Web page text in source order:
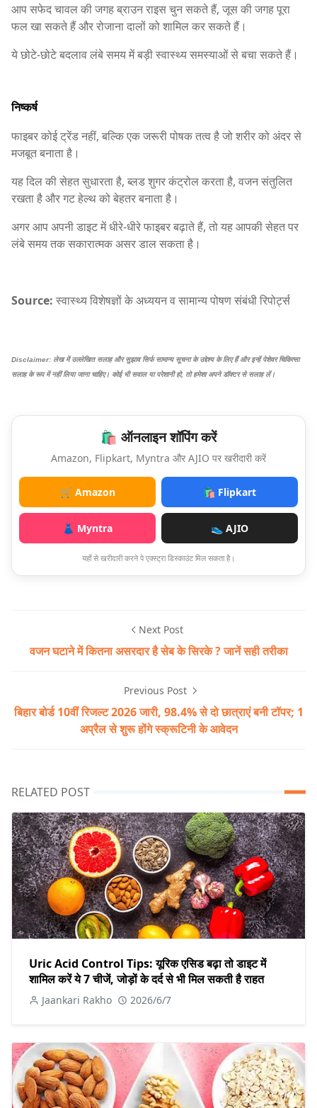
आप सफेद चावल की जगह ब्राउन राइस चुन सकते हैं, जूस की जगह पूरा
फल खा सकते हैं और रोजाना दालों को शामिल कर सकते हैं।
ये छोटे-छोटे बदलाव लंबे समय में बड़ी स्वास्थ्य समस्याओं से बचा सकते हैं।
निष्कर्ष
फाइबर कोई ट्रेंड नहीं, बल्कि एक जरूरी पोषक तत्व है जो शरीर को अंदर से
मजबूत बनाता है।
यह दिल की सेहत सुधारता है, ब्लड शुगर कंट्रोल करता है, वजन संतुलित
रखता है और गट हेल्थ को बेहतर बनाता है।
अगर आप अपनी डाइट में धीरे-धीरे फाइबर बढ़ाते हैं, तो यह आपकी सेहत पर
लंबे समय तक सकारात्मक असर डाल सकता है।
Source: स्वास्थ्य विशेषज्ञों के अध्ययन व सामान्य पोषण संबंधी रिपोर्ट्स
Disclaimer: लेख में उल्लेखित सलाह और सुझाव सिर्फ सामान्य सूचना के उद्देश्य के लिए हैं और इन्हें पेशेवर चिकित्सा
सलाह के रूप में नहीं लिया जाना चाहिए। कोई भी सवाल या परेशानी हो, तो हमेशा अपने डॉक्टर से सलाह लें।
🛍️ ऑनलाइन शॉपिंग करें
Amazon, Flipkart, Myntra और AJIO पर खरीदारी करें
🛒 Amazon 🛍️ Flipkart
👗 Myntra 👟 AJIO
यहाँ से खरीदारी करने पे एक्स्ट्रा डिस्काउंट मिल सकता है।
Next Post
वजन घटाने में कितना असरदार है सेब के सिरके ? जानें सही तरीका
Previous Post
बिहार बोर्ड 10वीं रिजल्ट 2026 जारी, 98.4% से दो छात्राएं बनी टॉपर; 1
अप्रैल से शुरू होंगे स्क्रूटिनी के आवेदन
RELATED POST
Uric Acid Control Tips: यूरिक एसिड बढ़ा तो डाइट में
शामिल करें ये 7 चीजें, जोड़ों के दर्द से भी मिल सकती है राहत
Jaankari Rakho 2026/6/7